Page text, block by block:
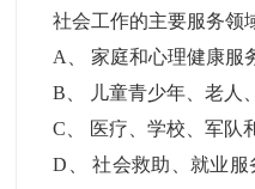
社会工作的主要服务
A
、家庭和心理健康服
B
儿童青少年、老人
C
医疗、学校、军队
D 、社会救助、就业